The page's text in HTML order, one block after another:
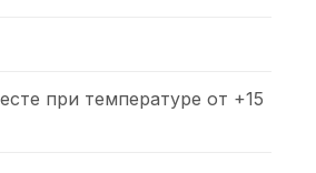
при температуре от +15